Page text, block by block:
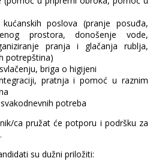
poslova (pranje posuđa,
prostora, donošenje vode,
pranja i glačanja rublja,
potrepština)
briga o higijeni
pratnja i pomoć u raznim
potreba
ca pružat će potporu i podršku za
su dužni priložiti: